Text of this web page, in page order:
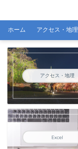
ホーム アクセス・地理
アクセス・地理
Excel